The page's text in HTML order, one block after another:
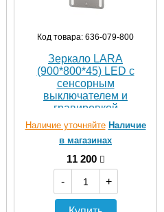
Код товара: 636-079-800
Зеркало LARA
(900*800*45) LED с
сенсорным
выключателем и
гравировкой
Наличие уточняйте Наличие
в магазинах
11 200
-
+